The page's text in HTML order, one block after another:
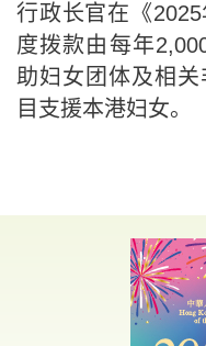
行政长官在《
度拨款由每年
助妇女团体及相
目支援本港妇女。